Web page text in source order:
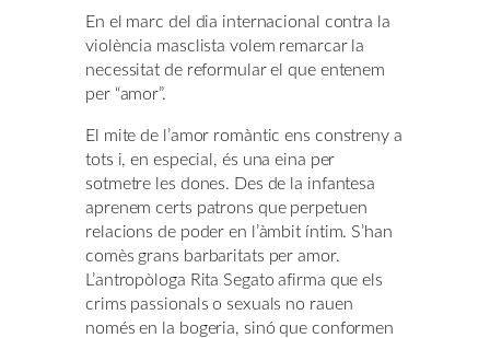
En el marc del dia internacional contra la
violència masclista volem remarcar la
necessitat de reformular el que entenem
per “amor”.
El mite de l’amor romàntic ens constreny a
tots i, en especial, és una eina per
sotmetre les dones. Des de la infantesa
aprenem certs patrons que perpetuen
relacions de poder en l’àmbit íntim. S’han
comès grans barbaritats per amor.
L’antropòloga Rita Segato afirma que els
crims passionals o sexuals no rauen
només en la bogeria, sinó que conformen